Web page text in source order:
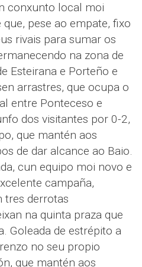
conxunto local moi
pese ao empate, fixo
rivais para sumar os
na zona de
Esteirana e Porteño e
arrastres, que ocupa o
entre Ponteceso e
dos visitantes por 0-2,
que mantén aos
de dar alcance ao Baio.
cun equipo moi novo e
campaña,
tres derrotas
na quinta praza que
Goleada de estrépito a
no seu propio
que mantén aos